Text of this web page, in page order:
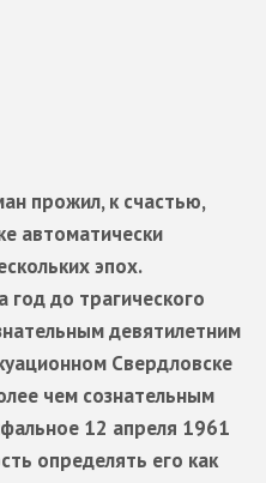
прожил, к счастью,
автоматически
эпох.
год до трагического
девятилетним
Свердловске
чем сознательным
12 апреля 1961
определять его как